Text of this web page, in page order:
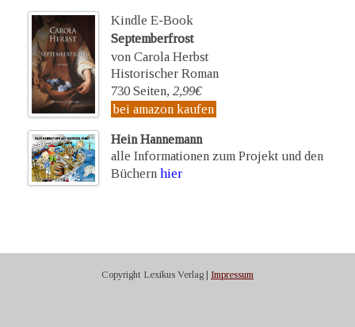
Kindle E-Book
Septemberfrost
von Carola Herbst
Historischer Roman
730 Seiten, 2,99€
bei amazon kaufen
Hein Hannemann
alle Informationen zum Projekt und den
Büchern hier
Copyright Lexikus Verlag | Impressum